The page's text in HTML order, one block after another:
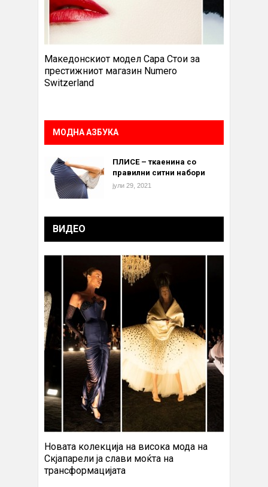
Македонскиот модел Сара Стои за
престижниот магазин Numero
Switzerland
МОДНА АЗБУКА
ПЛИСЕ – ткаенина со
правилни ситни набори
јули 29, 2021
ВИДЕО
Новата колекција на висока мода на
Скјапарели ја слави моќта на
трансформацијата